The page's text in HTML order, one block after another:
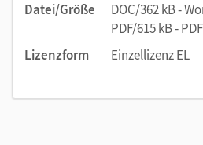
Datei/Größe
DOC/362 kB -
PDF/615 kB -
Lizenzform
Einzellizenz EL